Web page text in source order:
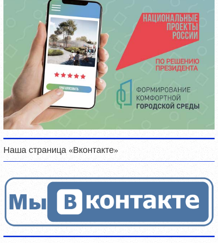
Наша страница «Вконтакте»